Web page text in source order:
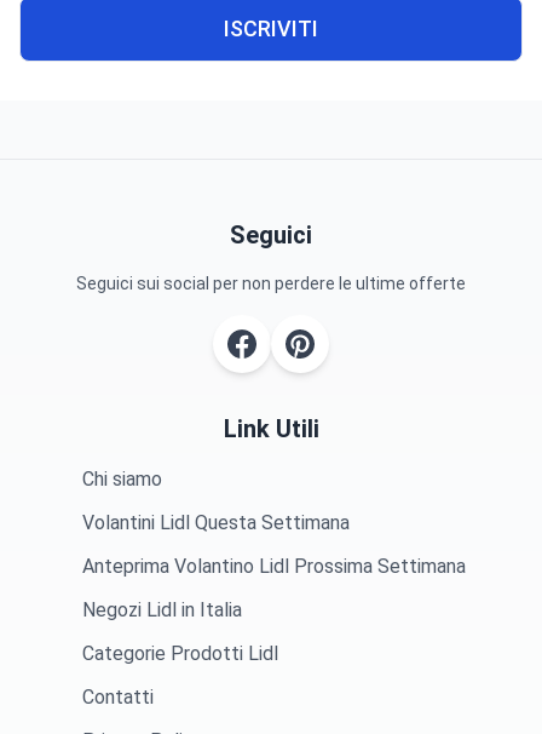
ISCRIVITI
Seguici
Seguici sui social per non perdere le ultime offerte
Link Utili
Chi siamo
Volantini Lidl Questa Settimana
Anteprima Volantino Lidl Prossima Settimana
Negozi Lidl in Italia
Categorie Prodotti Lidl
Contatti